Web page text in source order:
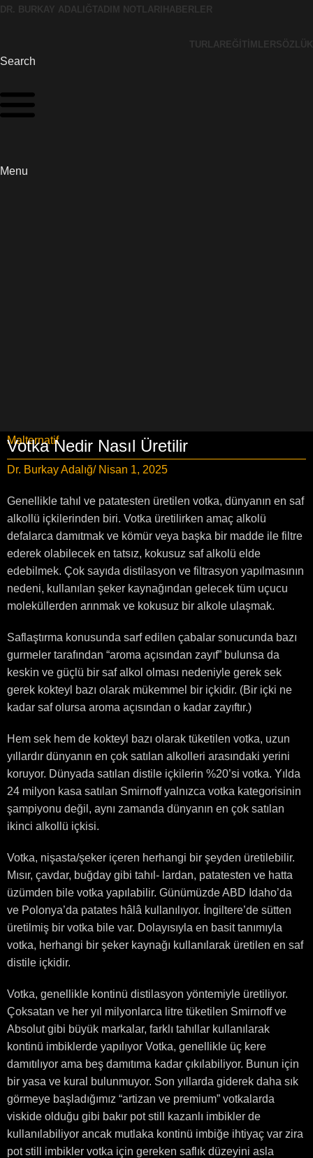
DR. BURKAY ADALIĞTADIM NOTLARI HABERLER
TURLAR EĞITIMLER SÖZLÜK
Search
Menu
Malternatif
Votka Nedir Nasıl Üretilir
Dr. Burkay Adalığ/ Nisan 1, 2025
Genellikle tahıl ve patatesten üretilen votka, dünyanın en saf
alkollü içkilerinden biri. Votka üretilirken amaç alkolü
defalarca damıtmak ve kömür veya başka bir madde ile filtre
ederek olabilecek en tatsız, kokusuz saf alkolü elde
edebilmek. Çok sayıda distilasyon ve filtrasyon yapılmasının
nedeni, kullanılan şeker kaynağından gelecek tüm uçucu
moleküllerden arınmak ve kokusuz bir alkole ulaşmak.
Saflaştırma konusunda sarf edilen çabalar sonucunda bazı
gurmeler tarafından “aroma açısından zayıf” bulunsa da
keskin ve güçlü bir saf alkol olması nedeniyle gerek sek
gerek kokteyl bazı olarak mükemmel bir içkidir. (Bir içki ne
kadar saf olursa aroma açısından o kadar zayıftır.)
Hem sek hem de kokteyl bazı olarak tüketilen votka, uzun
yıllardır dünyanın en çok satılan alkolleri arasındaki yerini
koruyor. Dünyada satılan distile içkilerin %20’si votka. Yılda
24 milyon kasa satılan Smirnoff yalnızca votka kategorisinin
şampiyonu değil, aynı zamanda dünyanın en çok satılan
ikinci alkollü içkisi.
Votka, nişasta/şeker içeren herhangi bir şeyden üretilebilir.
Mısır, çavdar, buğday gibi tahıl- lardan, patatesten ve hatta
üzümden bile votka yapılabilir. Günümüzde ABD Idaho’da
ve Polonya’da patates hâlâ kullanılıyor. İngiltere’de sütten
üretilmiş bir votka bile var. Dolayısıyla en basit tanımıyla
votka, herhangi bir şeker kaynağı kullanılarak üretilen en saf
distile içkidir.
Votka, genellikle kontinü distilasyon yöntemiyle üretiliyor.
Çoksatan ve her yıl milyonlarca litre tüketilen Smirnoff ve
Absolut gibi büyük markalar, farklı tahıllar kullanılarak
kontinü imbiklerde yapılıyor Votka, genellikle üç kere
damıtılıyor ama beş damıtıma kadar çıkılabiliyor. Bunun için
bir yasa ve kural bulunmuyor. Son yıllarda giderek daha sık
görmeye başladığımız “artizan ve premium” votkalarda
viskide olduğu gibi bakır pot still kazanlı imbikler de
kullanılabiliyor ancak mutlaka kontinü imbiğe ihtiyaç var zira
pot still imbikler votka için gereken saflık düzeyini asla